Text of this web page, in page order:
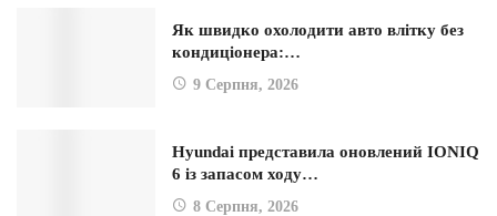
Як швидко охолодити авто влітку без
кондиціонера:…
9 Серпня, 2026
Hyundai представила оновлений IONIQ
6 із запасом ходу…
8 Серпня, 2026